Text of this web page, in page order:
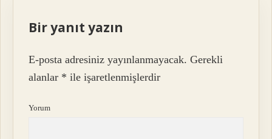
Bir yanıt yazın
E-posta adresiniz yayınlanmayacak. Gerekli
alanlar * ile işaretlenmişlerdir
Yorum